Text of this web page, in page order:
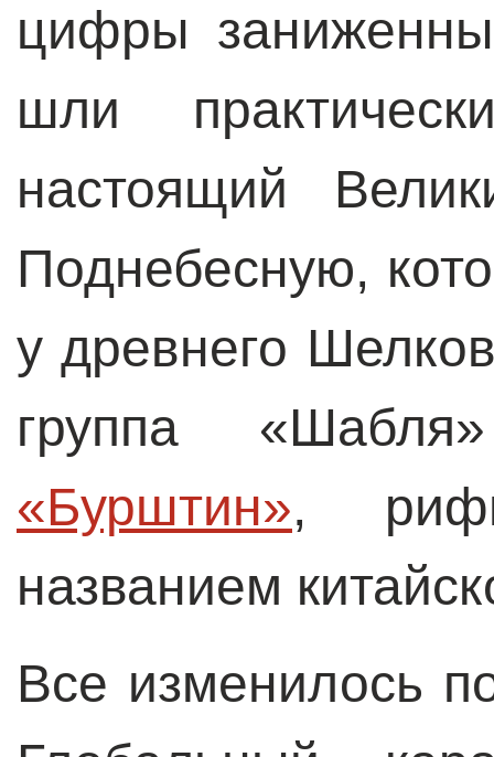
цифры
шли
настоящий
Поднебесную,
у древнего
группа
«Бурштин»,
названием
Все изменилось